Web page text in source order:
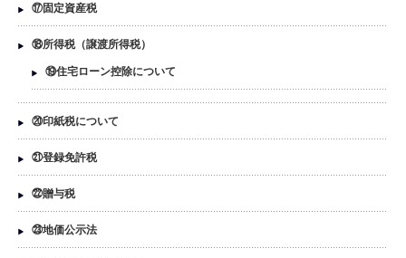
⑰固定資産税
⑱所得税（譲渡所得税）
⑲住宅ローン控除について
⑳印紙税について
㉑登録免許税
㉒贈与税
㉓地価公示法